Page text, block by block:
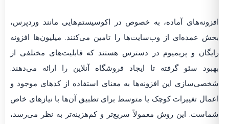
افزونه‌های آماده، به خصوص در اکوسیستم‌هایی مانند وردپرس،
بخش عمده‌ای از وب‌سایت‌ها را تامین می‌کنند. میلیون‌ها افزونه
رایگان و پریمیوم در دسترس هستند که قابلیت‌های مختلفی از
بهبود سئو گرفته تا ایجاد فروشگاه آنلاین را ارائه می‌دهند.
شخصی‌سازی این افزونه‌ها به معنای استفاده از کدهای موجود و
اعمال تغییرات کوچک یا متوسط برای تطبیق آن‌ها با نیازهای خاص
شماست. این روش معمولاً سریع‌تر و کم‌هزینه‌تر به نظر می‌رسد،